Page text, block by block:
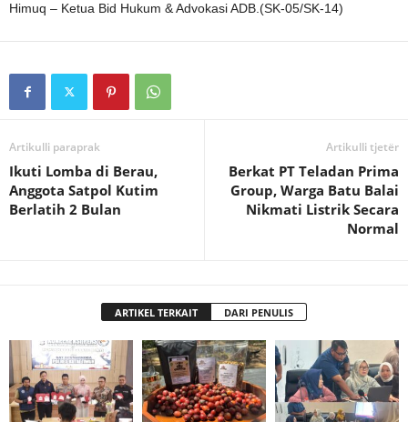
Himuq – Ketua Bid Hukum & Advokasi ADB.(SK-05/SK-14)
Artikulli paraprak
Ikuti Lomba di Berau,
Anggota Satpol Kutim
Berlatih 2 Bulan
Artikulli tjetër
Berkat PT Teladan Prima
Group, Warga Batu Balai
Nikmati Listrik Secara
Normal
ARTIKEL TERKAIT DARI PENULIS